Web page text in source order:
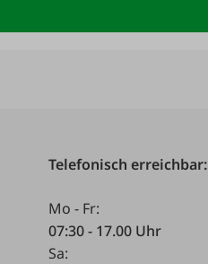
Telefonisch erreichbar:
Mo - Fr:
07:30 - 17.00 Uhr
Sa: